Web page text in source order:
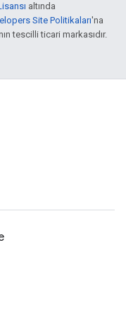
altında
Site Politikaları'na
tescilli ticari markasıdır.